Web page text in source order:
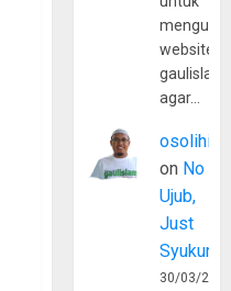
website
agar…
osolihin
on No
Ujub,
Just
Syukur
30/03/